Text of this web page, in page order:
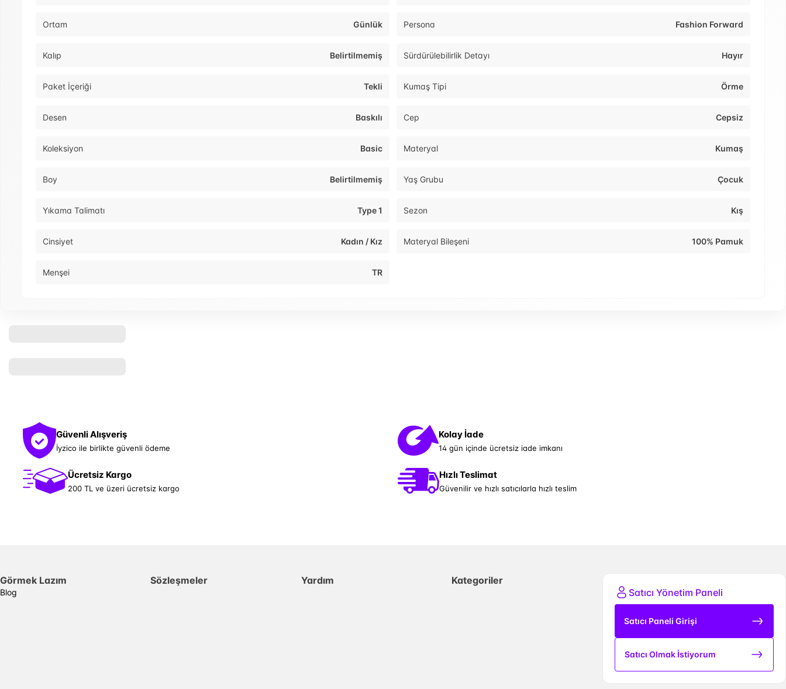
Ortam Günlük Persona Fashion Forward
Kalıp Belirtilmemiş Sürdürülebilirlik Detayı Hayır
Paket İçeriği Tekli Kumaş Tipi Örme
Desen Baskılı Cep Cepsiz
Koleksiyon Basic Materyal Kumaş
Boy Belirtilmemiş Yaş Grubu Çocuk
Yıkama Talimatı Type 1 Sezon Kış
Cinsiyet Kadın / Kız Materyal Bileşeni 100% Pamuk
Menşei TR
Güvenli Alışveriş
İyzico ile birlikte güvenli ödeme
Kolay İade
14 gün içinde ücretsiz iade imkanı
Ücretsiz Kargo
200 TL ve üzeri ücretsiz kargo
Hızlı Teslimat
Güvenilir ve hızlı satıcılarla hızlı teslim
Görmek Lazım
Blog
Sözleşmeler Yardım
Kategoriler
Satıcı Yönetim Paneli
Satıcı Paneli Girişi
Satıcı Olmak İstiyorum